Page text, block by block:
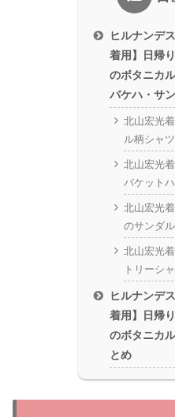
ヒルナンデ
着用】日帰
のボタニカ
バケハ・サ
北山宏光
ル柄シャツ
北山宏光
バケット
北山宏光
のサンダル
北山宏光
トリーシ
ヒルナンデ
着用】日帰
のボタニカ
とめ